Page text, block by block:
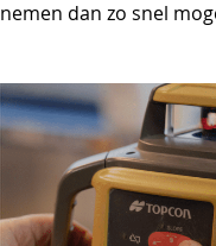
nemen dan zo snel